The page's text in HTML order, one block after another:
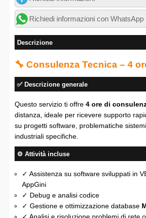
Richiedi informazioni con WhatsApp
Descrizione
🔧 Consulenza Tecnica – 4
✅ Descrizione generale
Questo servizio ti offre 4 ore di
distanza, ideale per ricevere supporto
su progetti software, problematiche
industriali specifiche.
⚙️ Attività incluse
✓ Assistenza su software sviluppati in
AppGini
✓ Debug e analisi codice
✓ Gestione e ottimizzazione database
✓ Analisi e risoluzione problemi di rete